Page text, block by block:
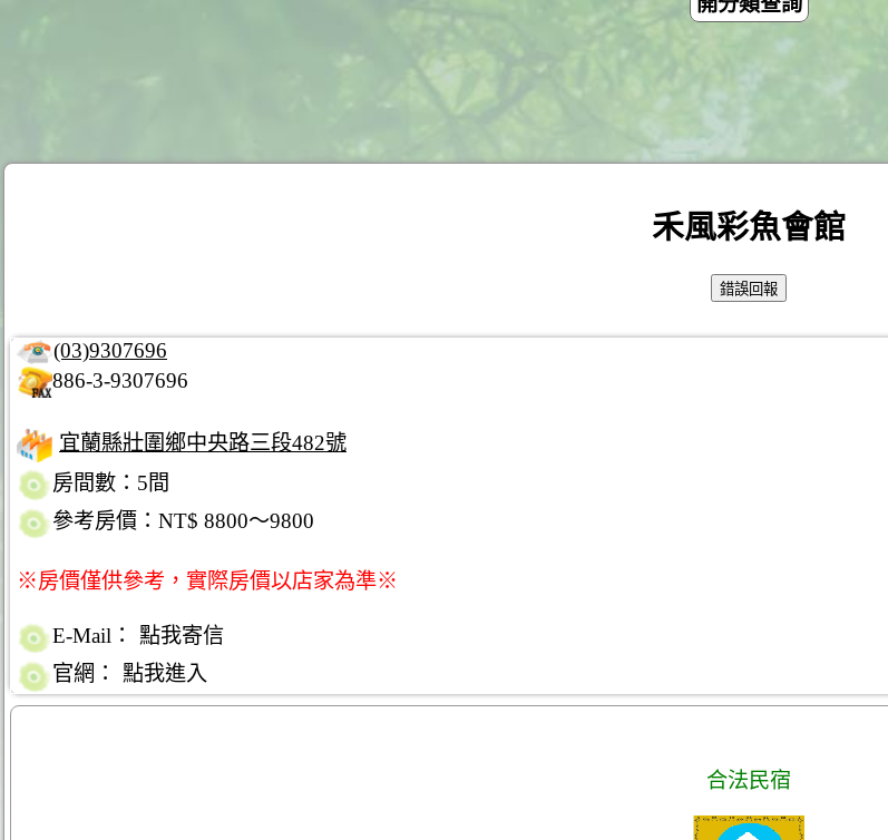
禾風彩魚會館
(03)9307696
886-3-9307696
宜蘭縣壯圍鄉中央路三段482號
房間數：5間
參考房價：NT$ 8800～9800
※房價僅供參考，實際房價以店家為準※
E-Mail：
點我寄信
官網：
點我進入
合法民宿